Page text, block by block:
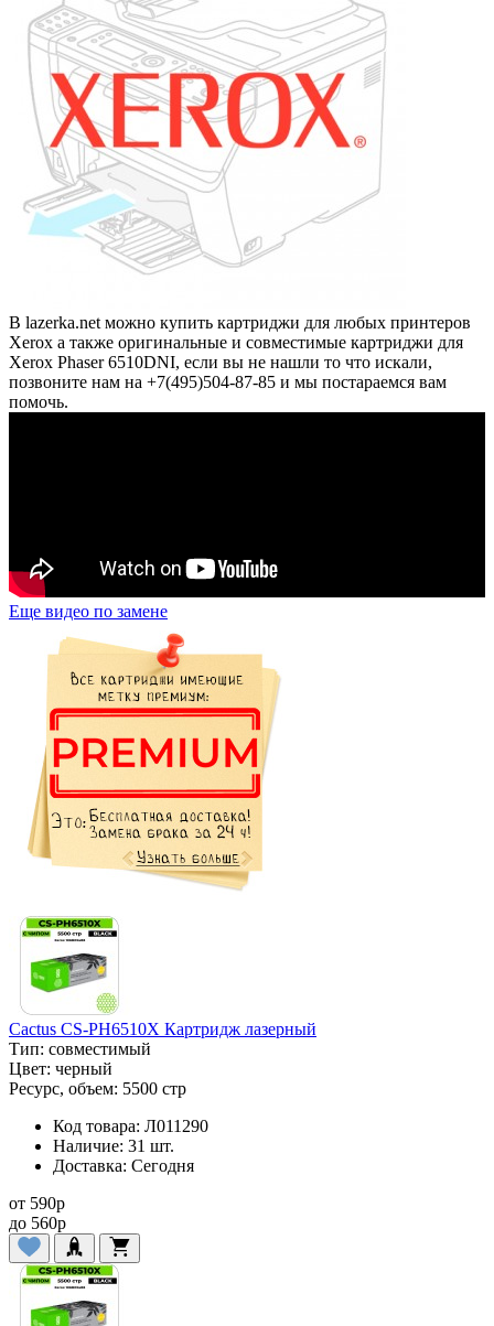
В lazerka.net можно купить картриджи для любых принтеров
Xerox а также оригинальные и совместимые картриджи для
Xerox Phaser 6510DNI, если вы не нашли то что искали,
позвоните нам на +7(495)504-87-85 и мы постараемся вам
помочь.
Еще видео по замене
Cactus CS-PH6510X Картридж лазерный
Тип: совместимый
Цвет: черный
Ресурс, объем: 5500 стр
Код товара: Л011290
Наличие: 31 шт.
Доставка: Сегодня
от 590p
до 560p